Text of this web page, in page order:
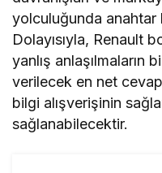
yolculuğunda anahtar
Dolayısıyla, Renault
yanlış anlaşılmaların
verilecek en net
bilgi alışverişinin
sağlanabilecektir.